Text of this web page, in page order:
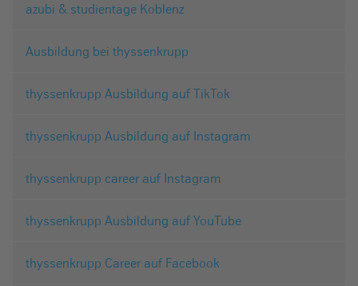
azubi & studientage Koblenz
Ausbildung bei thyssenkrupp
thyssenkrupp Ausbildung auf TikTok
thyssenkrupp Ausbildung auf Instagram
thyssenkrupp career auf Instagram
thyssenkrupp Ausbildung auf YouTube
thyssenkrupp Career auf Facebook